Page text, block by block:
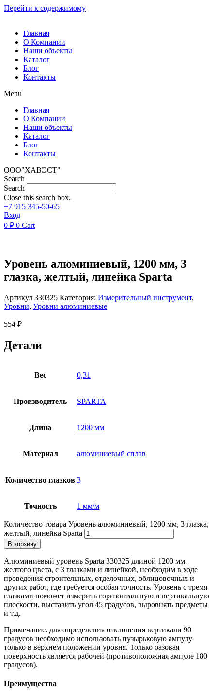
Перейти к содержимому
Главная
О Компании
Наши объекты
Каталог
Блог
Контакты
Menu
Главная
О Компании
Наши объекты
Каталог
Блог
Контакты
ООО"ХАВЭСТ"
Search
Search
Close this search box.
+7 915 345-50-65
Вход
0 ₽ 0 Cart
Уровень алюминиевый, 1200 мм, 3
глазка, желтый, линейка Sparta
Артикул 330325 Категория: Измерительный инструмент,
Уровни, Уровни алюминиевые
554 ₽
Детали
Вес 0,31
Производитель SPARTA
Длина 1200 мм
Материал алюминиевый сплав
Количество глазков 3
Точность 1 мм/м
Количество товара Уровень алюминиевый, 1200 мм, 3 глазка,
желтый, линейка Sparta
В корзину
Алюминиевый уровень Sparta 330325 длиной 1200 мм,
желтого цвета, с 3 глазками и линейкой, необходим в ходе
проведения строительных, отделочных, облицовочных и
других работ, где требуется особая точность. Уровень с тремя
глазками поможет измерить горизонтальную и вертикальную
плоскости, выставить угол 45 градусов, выровнять предметы
и т.д.
Примечание: для определения отклонения вертикали 90
градусов необходимо использовать пузырьковую ампулу
только в верхнем положении уровня. Только базовая
поверхность является рабочей (противоположная ампуле 180
градусов).
Преимущества